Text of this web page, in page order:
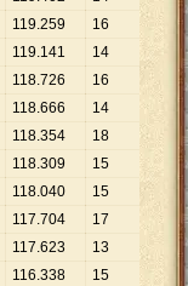
119.259 16 7.
454
119.141 14 8
510
118.726 16
420
118.666 14
476
118.354 18
575
118.309 15 7
887
118.040 15
869
117.704 17 . 924
117.623 13
048
116.338 15 .